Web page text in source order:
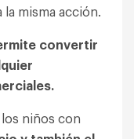
misma acción.
convertir
niños con